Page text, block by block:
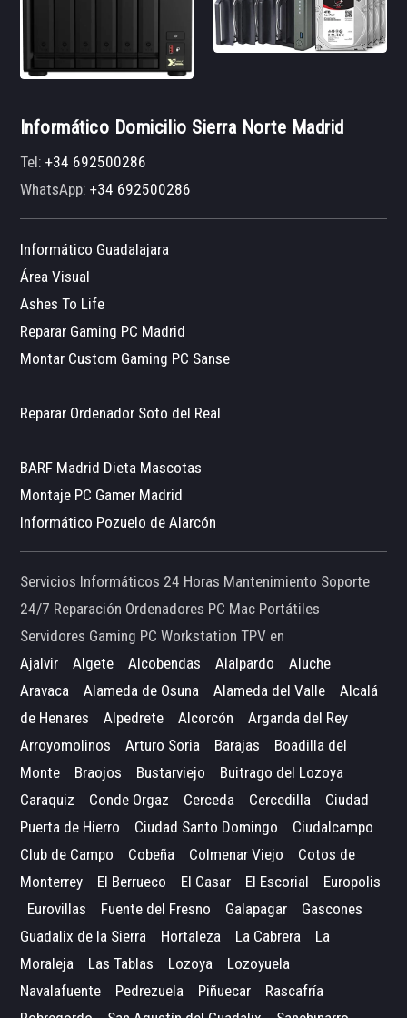
Informático Domicilio Sierra Norte Madrid
Tel:+34 692500286
WhatsApp:+34 692500286
Informático Guadalajara
Área Visual
Ashes To Life
Reparar Gaming PC Madrid
Montar Custom Gaming PC Sanse
Reparar Ordenador Soto del Real
BARF Madrid Dieta Mascotas
Montaje PC Gamer Madrid
Informático Pozuelo de Alarcón
Servicios Informáticos 24 Horas Mantenimiento Soporte
24/7 Reparación Ordenadores PC Mac Portátiles
Servidores Gaming PC Workstation TPV en
Ajalvir
Algete Alcobendas Alalpardo
Aluche
Aravaca
Alameda de Osuna Alameda del Valle
Alcalá
de Henares
Alpedrete Alcorcón
Arganda del Rey
Arroyomolinos
Arturo Soria Barajas
Boadilla del
Monte
Braojos Bustarviejo
Buitrago del Lozoya
Caraquiz
Conde Orgaz Cerceda Cercedilla
Ciudad
Puerta de Hierro
Ciudad Santo Domingo
Ciudalcampo
Club de Campo
Cobeña Colmenar Viejo
Cotos de
Monterrey
El Berrueco El Casar El Escorial
Europolis
Eurovillas
Fuente del Fresno Galapagar
Gascones
Guadalix de la Sierra
Hortaleza La Cabrera
La
Moraleja
Las Tablas Lozoya
Lozoyuela
Navalafuente
Pedrezuela Piñuecar
Rascafría